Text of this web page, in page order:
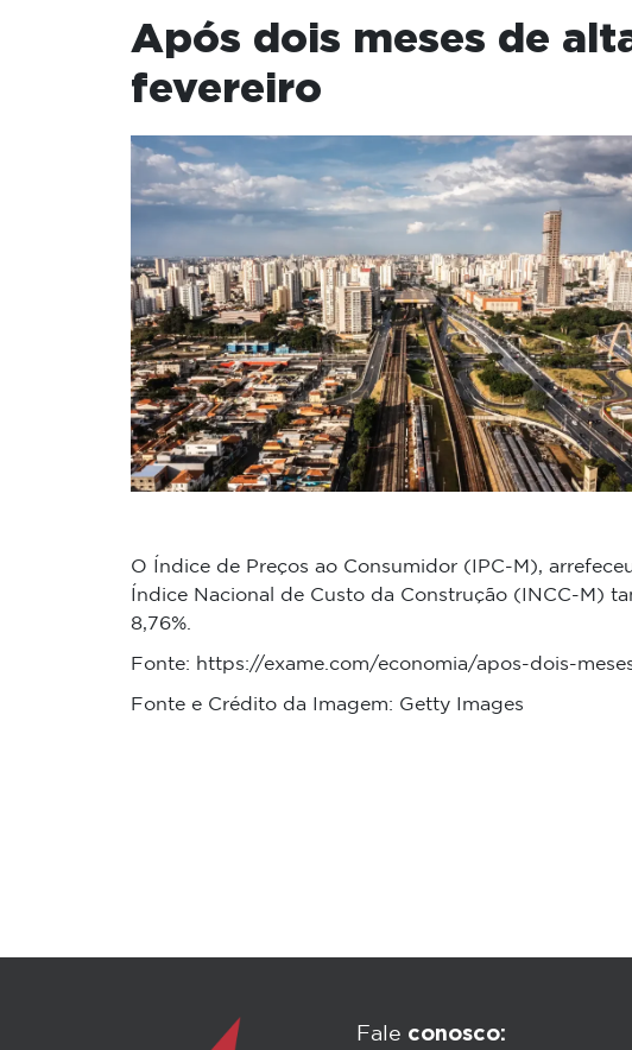
Após dois meses de
fevereiro
O Índice de Preços ao Consumidor (IPC-M),
Índice Nacional de Custo da Construção (INCC-M)
8,76%.
Fonte: https://exame.com/economia/apos-dois-
Fonte e Crédito da Imagem: Getty Images
Fale conosco: